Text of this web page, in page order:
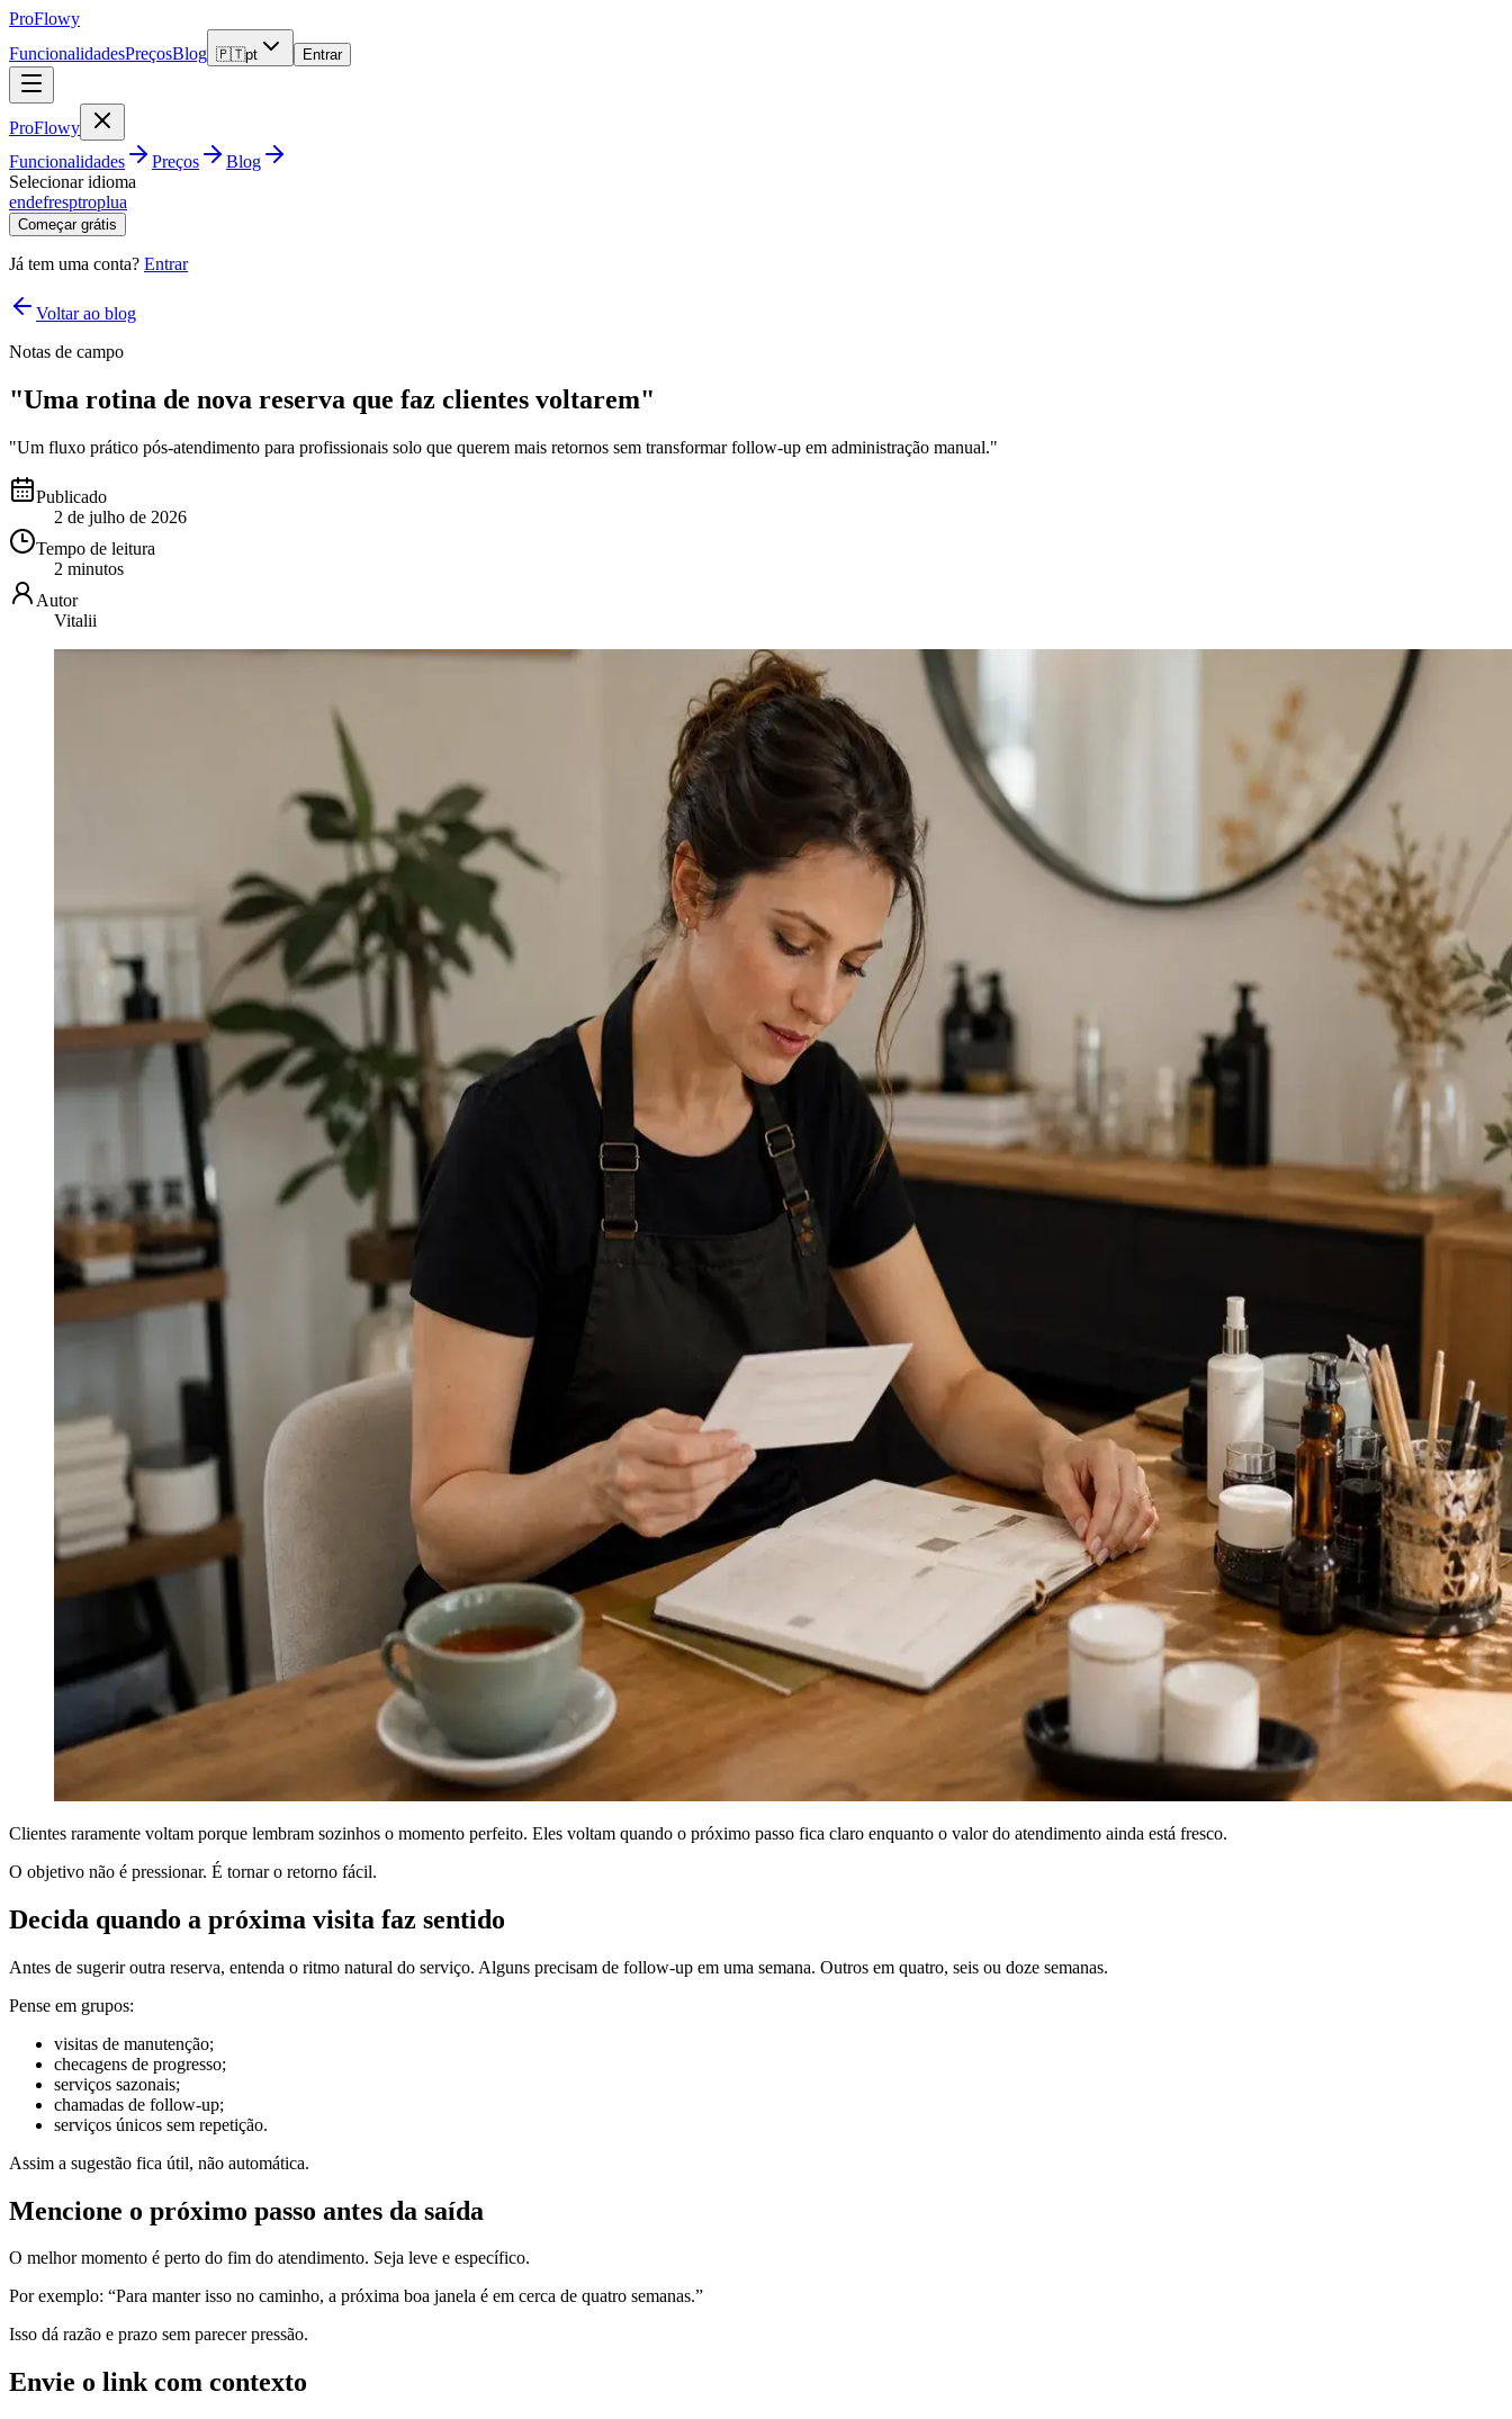
ProFlowy
FuncionalidadesPreçosBlog 🇵🇹pt Entrar
ProFlowy
Funcionalidades
Preços
Blog
Selecionar idioma
endefresptroplua
Começar grátis
Já tem uma conta? Entrar
Voltar ao blog
Notas de campo
"Uma rotina de nova reserva que faz clientes voltarem"
"Um fluxo prático pós-atendimento para profissionais solo que querem mais retornos sem transformar follow-up em administração manual."
Publicado
2 de julho de 2026
Tempo de leitura
2 minutos
Autor
Vitalii
Clientes raramente voltam porque lembram sozinhos o momento perfeito. Eles voltam quando o próximo passo fica claro enquanto o valor do atendimento ainda está fresco.
O objetivo não é pressionar. É tornar o retorno fácil.
Decida quando a próxima visita faz sentido
Antes de sugerir outra reserva, entenda o ritmo natural do serviço. Alguns precisam de follow-up em uma semana. Outros em quatro, seis ou doze semanas.
Pense em grupos:
visitas de manutenção;
checagens de progresso;
serviços sazonais;
chamadas de follow-up;
serviços únicos sem repetição.
Assim a sugestão fica útil, não automática.
Mencione o próximo passo antes da saída
O melhor momento é perto do fim do atendimento. Seja leve e específico.
Por exemplo: “Para manter isso no caminho, a próxima boa janela é em cerca de quatro semanas.”
Isso dá razão e prazo sem parecer pressão.
Envie o link com contexto